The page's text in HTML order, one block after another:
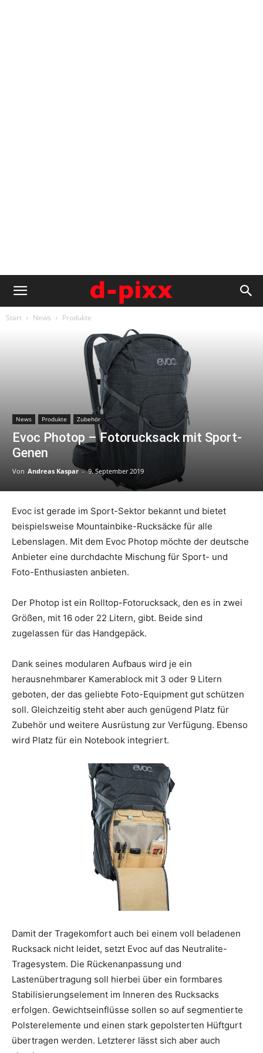
Start News Produkte
News Produkte Zubehör
Evoc Photop – Fotorucksack mit Sport-
Genen
Von Andreas Kaspar - 9. September 2019
Evoc ist gerade im Sport-Sektor bekannt und bietet
beispielsweise Mountainbike-Rucksäcke für alle
Lebenslagen. Mit dem Evoc Photop möchte der deutsche
Anbieter eine durchdachte Mischung für Sport- und
Foto-Enthusiasten anbieten.
Der Photop ist ein Rolltop-Fotorucksack, den es in zwei
Größen, mit 16 oder 22 Litern, gibt. Beide sind
zugelassen für das Handgepäck.
Dank seines modularen Aufbaus wird je ein
herausnehmbarer Kamerablock mit 3 oder 9 Litern
geboten, der das geliebte Foto-Equipment gut schützen
soll. Gleichzeitig steht aber auch genügend Platz für
Zubehör und weitere Ausrüstung zur Verfügung. Ebenso
wird Platz für ein Notebook integriert.
Damit der Tragekomfort auch bei einem voll beladenen
Rucksack nicht leidet, setzt Evoc auf das Neutralite-
Tragesystem. Die Rückenanpassung und
Lastenübertragung soll hierbei über ein formbares
Stabilisierungselement im Inneren des Rucksacks
erfolgen. Gewichtseinflüsse sollen so auf segmentierte
Polsterelemente und einen stark gepolsterten Hüftgurt
übertragen werden. Letzterer lässt sich aber auch